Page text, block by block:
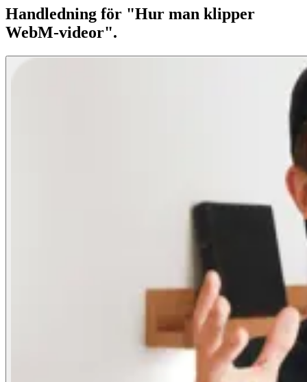
Handledning för "Hur man klipper
WebM-videor".